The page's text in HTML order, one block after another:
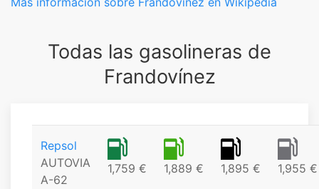
Todas las gasolineras de
Frandovínez
Repsol
AUTOVIA
A-62
1,759 € 1,889 € 1,895 € 1,955 €